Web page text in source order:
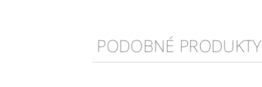
PODOBNÉ PRODUKTY